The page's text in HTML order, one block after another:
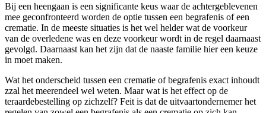
Bij een heengaan is een significante keus waar de achtergeblevenen
mee geconfronteerd worden de optie tussen een begrafenis of een
crematie. In de meeste situaties is het wel helder wat de voorkeur
van de overledene was en deze voorkeur wordt in de regel daarnaast
gevolgd. Daarnaast kan het zijn dat de naaste familie hier een keuze
in moet maken.
Wat het onderscheid tussen een crematie of begrafenis exact inhoudt
zzal het meerendeel wel weten. Maar wat is het effect op de
teraardebestelling op zichzelf? Feit is dat de uitvaartondernemer het